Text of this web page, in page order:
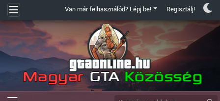
Van már felhasználód? Lépj be! Regisztálj!